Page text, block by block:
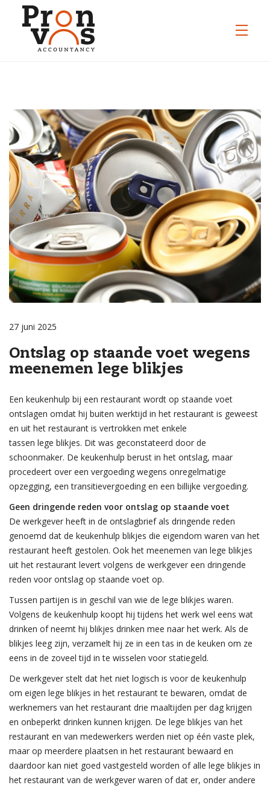
27 juni 2025
Ontslag op staande voet wegens
meenemen lege blikjes
Een keukenhulp bij een restaurant wordt op staande voet
ontslagen omdat hij buiten werktijd in het restaurant is geweest
en uit het restaurant is vertrokken met enkele
tassen lege blikjes. Dit was geconstateerd door de
schoonmaker. De keukenhulp berust in het ontslag, maar
procedeert over een vergoeding wegens onregelmatige
opzegging, een transitievergoeding en een billijke vergoeding.
Geen dringende reden voor ontslag op staande voet
De werkgever heeft in de ontslagbrief als dringende reden
genoemd dat de keukenhulp blikjes die eigendom waren van het
restaurant heeft gestolen. Ook het meenemen van lege blikjes
uit het restaurant levert volgens de werkgever een dringende
reden voor ontslag op staande voet op.
Tussen partijen is in geschil van wie de lege blikjes waren.
Volgens de keukenhulp koopt hij tijdens het werk wel eens wat
drinken of neemt hij blikjes drinken mee naar het werk. Als de
blikjes leeg zijn, verzamelt hij ze in een tas in de keuken om ze
eens in de zoveel tijd in te wisselen voor statiegeld.
De werkgever stelt dat het niet logisch is voor de keukenhulp
om eigen lege blikjes in het restaurant te bewaren, omdat de
werknemers van het restaurant drie maaltijden per dag krijgen
en onbeperkt drinken kunnen krijgen. De lege blikjes van het
restaurant en van medewerkers werden niet op één vaste plek,
maar op meerdere plaatsen in het restaurant bewaard en
daardoor kan niet goed vastgesteld worden of alle lege blikjes in
het restaurant van de werkgever waren of dat er, onder andere